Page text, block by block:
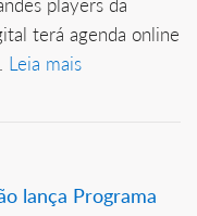
players da
terá agenda online
Leia mais
lança Programa